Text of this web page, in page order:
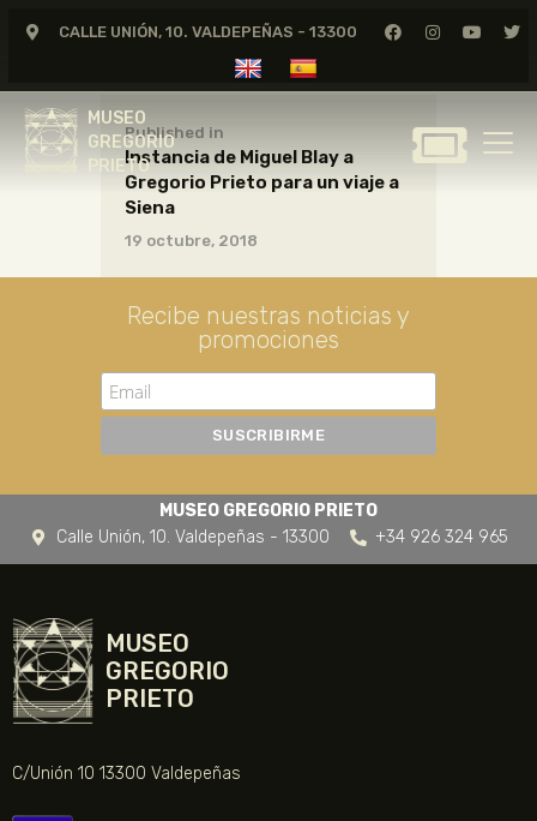
CALLE UNIÓN, 10. VALDEPEÑAS - 13300
MUSEO
GREGORIO
PRIETO
MUSEO
GREGORIO
GREGORIO PRIETO
MUSEO
ARCHIVO
CERTAMEN DE DIBUJO
FUNDACIÓN
TIENDA
NOTICIAS
Published in
Instancia de Miguel Blay a
Gregorio Prieto para un viaje a
Siena
19 octubre, 2018
Recibe nuestras noticias y
promociones
MUSEO GREGORIO PRIETO
Calle Unión, 10. Valdepeñas - 13300
+34 926 324 965
MUSEO
GREGORIO
PRIETO
C/Unión 10 13300 Valdepeñas